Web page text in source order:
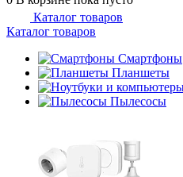
Каталог товаров
Каталог товаров
Смартфоны
Планшеты
Пылесосы